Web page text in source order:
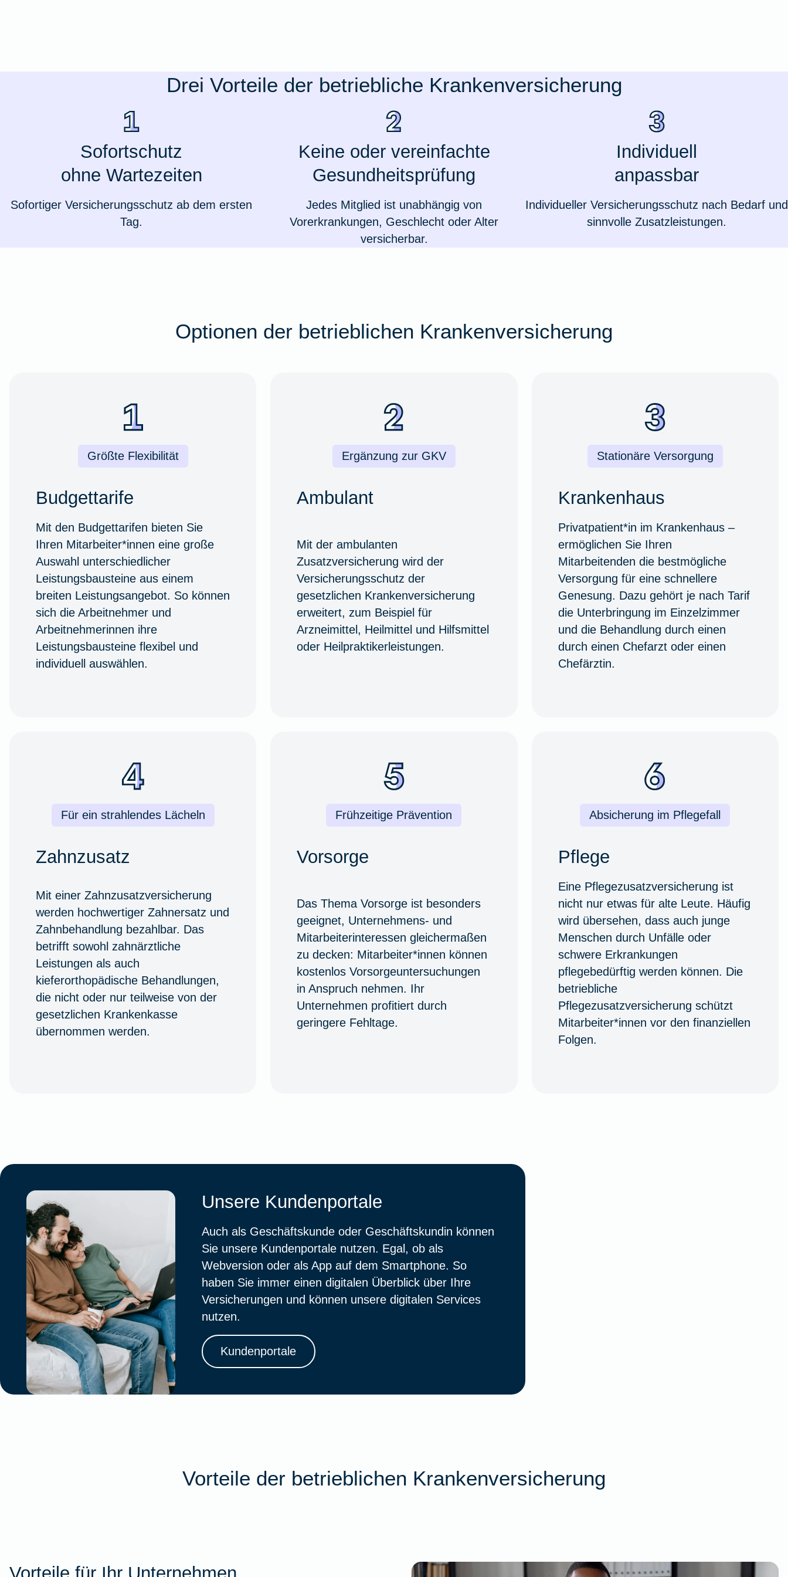
Oldtimersammlungsversicherung
Zur Produktübersicht
Weil du wichtig bist
Drei Vorteile der betriebliche Krankenversicherung
Sofortschutz
ohne Wartezeiten
Sofortiger Versicherungsschutz ab dem ersten
Tag.
Keine oder vereinfachte
Gesundheitsprüfung
Jedes Mitglied ist unabhängig von
Vorerkrankungen, Geschlecht oder Alter
versicherbar.
Individuell
anpassbar
Individueller Versicherungsschutz nach Bedarf und
sinnvolle Zusatzleistungen.
Optionen der betrieblichen Krankenversicherung
Größte Flexibilität
Budgettarife
Mit den Budgettarifen bieten Sie
Ihren Mitarbeiter*innen eine große
Auswahl unterschiedlicher
Leistungsbausteine aus einem
breiten Leistungsangebot. So können
sich die Arbeitnehmer und
Arbeitnehmerinnen ihre
Leistungsbausteine flexibel und
individuell auswählen.
Ergänzung zur GKV
Ambulant
Mit der ambulanten
Zusatzversicherung wird der
Versicherungsschutz der
gesetzlichen Krankenversicherung
erweitert, zum Beispiel für
Arzneimittel, Heilmittel und Hilfsmittel
oder Heilpraktikerleistungen.
Stationäre Versorgung
Krankenhaus
Privatpatient*in im Krankenhaus –
ermöglichen Sie Ihren
Mitarbeitenden die bestmögliche
Versorgung für eine schnellere
Genesung. Dazu gehört je nach Tarif
die Unterbringung im Einzelzimmer
und die Behandlung durch einen
durch einen Chefarzt oder einen
Chefärztin.
Für ein strahlendes Lächeln
Zahnzusatz
Mit einer Zahnzusatzversicherung
werden hochwertiger Zahnersatz und
Zahnbehandlung bezahlbar. Das
betrifft sowohl zahnärztliche
Leistungen als auch
kieferorthopädische Behandlungen,
die nicht oder nur teilweise von der
gesetzlichen Krankenkasse
übernommen werden.
Frühzeitige Prävention
Vorsorge
Das Thema Vorsorge ist besonders
geeignet, Unternehmens- und
Mitarbeiterinteressen gleichermaßen
zu decken: Mitarbeiter*innen können
kostenlos Vorsorgeuntersuchungen
in Anspruch nehmen. Ihr
Unternehmen profitiert durch
geringere Fehltage.
Absicherung im Pflegefall
Pflege
Eine Pflegezusatzversicherung ist
nicht nur etwas für alte Leute. Häufig
wird übersehen, dass auch junge
Menschen durch Unfälle oder
schwere Erkrankungen
pflegebedürftig werden können. Die
betriebliche
Pflegezusatzversicherung schützt
Mitarbeiter*innen vor den finanziellen
Folgen.
Unsere Kundenportale
Auch als Geschäftskunde oder Geschäftskundin können
Sie unsere Kundenportale nutzen. Egal, ob als
Webversion oder als App auf dem Smartphone. So
haben Sie immer einen digitalen Überblick über Ihre
Versicherungen und können unsere digitalen Services
nutzen.
Kundenportale
Vorteile der betrieblichen Krankenversicherung